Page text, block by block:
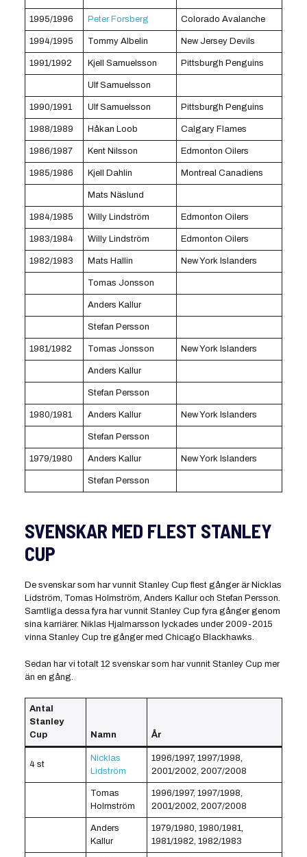
1995/1996 Peter Forsberg Colorado Avalanche
1994/1995 Tommy Albelin New Jersey Devils
1991/1992 Kjell Samuelsson Pittsburgh Penguins
Ulf Samuelsson
1990/1991 Ulf Samuelsson Pittsburgh Penguins
1988/1989 Håkan Loob Calgary Flames
1986/1987 Kent Nilsson Edmonton Oilers
1985/1986 Kjell Dahlin Montreal Canadiens
Mats Näslund
1984/1985 Willy Lindström Edmonton Oilers
1983/1984 Willy Lindström Edmonton Oilers
1982/1983 Mats Hallin New York Islanders
Tomas Jonsson
Anders Kallur
Stefan Persson
1981/1982 Tomas Jonsson New York Islanders
Anders Kallur
Stefan Persson
1980/1981 Anders Kallur New York Islanders
Stefan Persson
1979/1980 Anders Kallur New York Islanders
Stefan Persson
SVENSKAR MED FLEST STANLEY
CUP
De svenskar som har vunnit Stanley Cup flest gånger är Nicklas
Lidström, Tomas Holmström, Anders Kallur och Stefan Persson.
Samtliga dessa fyra har vunnit Stanley Cup fyra gånger genom
sina karriärer. Niklas Hjalmarsson lyckades under 2009-2015
vinna Stanley Cup tre gånger med Chicago Blackhawks.
Sedan har vi totalt 12 svenskar som har vunnit Stanley Cup mer
än en gång.
Antal
Stanley
Cup
Namn År
4 st
Nicklas
Lidström
1996/1997, 1997/1998,
2001/2002, 2007/2008
Tomas
Holmström
1996/1997, 1997/1998,
2001/2002, 2007/2008
Anders
Kallur
1979/1980, 1980/1981,
1981/1982, 1982/1983